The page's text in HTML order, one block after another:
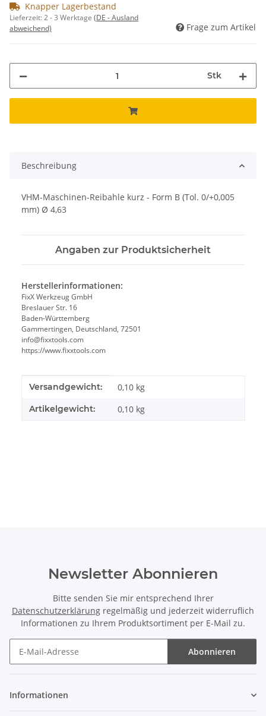
Knapper Lagerbestand
Lieferzeit:2 - 3 Werktage (DE - Ausland
abweichend)
Frage zum Artikel
Stk
Beschreibung
VHM-Maschinen-Reibahle kurz - Form B (Tol. 0/+0,005
mm) Ø 4,63
Angaben zur Produktsicherheit
Herstellerinformationen:
FixX Werkzeug GmbH
Breslauer Str. 16
Baden-Württemberg
Gammertingen, Deutschland, 72501
info@fixxtools.com
https://www.fixxtools.com
Produkteigenschaft
Wert
Versandgewicht: 0,10 kg
Artikelgewicht: 0,10 kg
Newsletter Abonnieren
Bitte senden Sie mir entsprechend Ihrer
Datenschutzerklärung regelmäßig und jederzeit widerruflich
Informationen zu Ihrem Produktsortiment per E-Mail zu.
Abonnieren
Informationen